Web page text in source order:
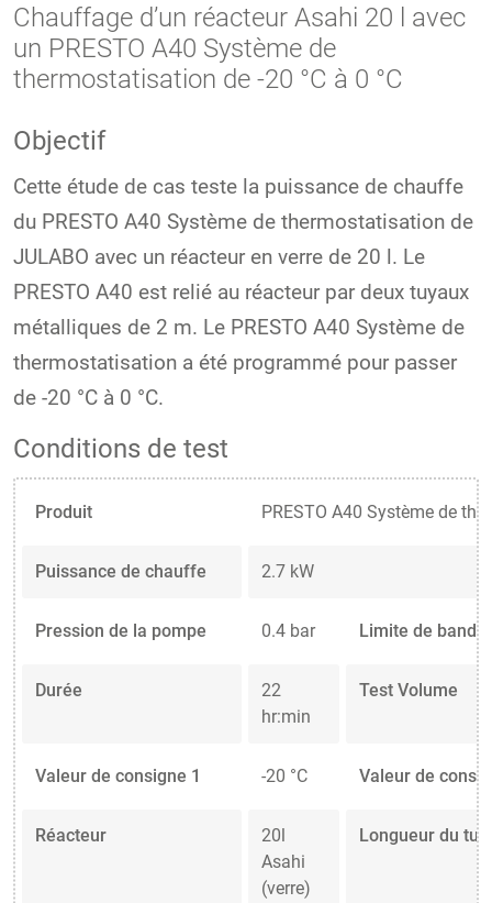
Chauffage d’un réacteur Asahi 20 l avec
un PRESTO A40 Système de
thermostatisation de -20 °C à 0 °C
Objectif
Cette étude de cas teste la puissance de chauffe
du PRESTO A40 Système de thermostatisation de
JULABO avec un réacteur en verre de 20 l. Le
PRESTO A40 est relié au réacteur par deux tuyaux
métalliques de 2 m. Le PRESTO A40 Système de
thermostatisation a été programmé pour passer
de -20 °C à 0 °C.
Conditions de test
Produit PRESTO A40 Système de
Puissance de chauffe 2.7 kW
Pression de la pompe 0.4 bar Limite de bande
Durée
22
hr:min
Test Volume
Valeur de consigne 1 -20 °C Valeur de
Réacteur
20l
Asahi
(verre)
Longueur du